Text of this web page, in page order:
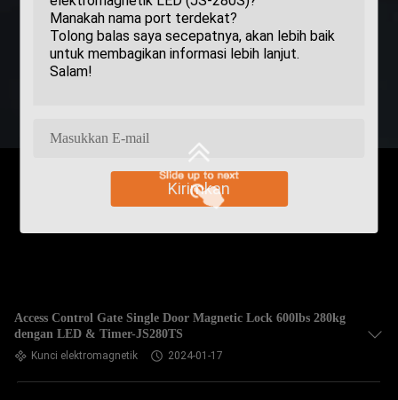
Kirimkan
Access Control Gate Single Door Magnetic Lock 600lbs 280kg
dengan LED & Timer-JS280TS
Kunci elektromagnetik 2024-01-17